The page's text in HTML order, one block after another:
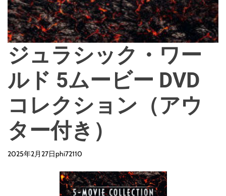
ジュラシック・ワー
ルド 5ムービー DVD
コレクション（アウ
ター付き）
2025年2月27日phi72110